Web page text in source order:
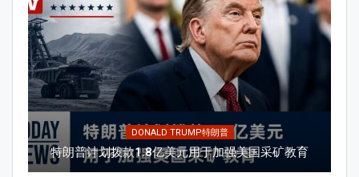
DONALD TRUMP特朗普
特朗普计划拨款1.8亿美元用于加强美国采矿教育